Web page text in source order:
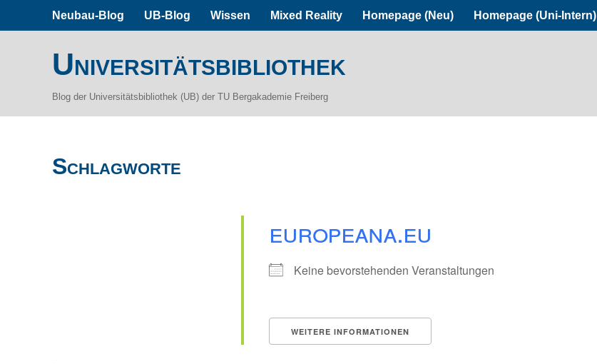
Neubau-Blog UB-Blog Wissen Mixed Reality Homepage (Neu) Homepage (Uni-Intern)
Universitätsbibliothek
Blog der Universitätsbibliothek (UB) der TU Bergakademie Freiberg
Schlagworte
europeana.eu
Keine bevorstehenden Veranstaltungen
WEITERE INFORMATIONEN